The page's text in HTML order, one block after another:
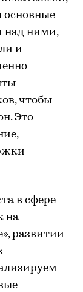
основные
над ними,
и
чтобы
Это
в сфере
на
развитии